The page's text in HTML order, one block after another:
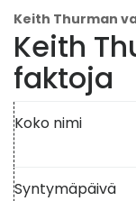
Keith Thurman
Keith
faktoja
Koko nimi
Syntymäpäivä